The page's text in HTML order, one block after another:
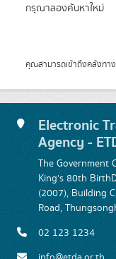
กรุณาลองค้นหาใหม่
คุณสามารถเข้าถึงคลังทาง
Electronic
Agency -
The Government
King's 80th
(2007), Building
Road,
02 123 1234